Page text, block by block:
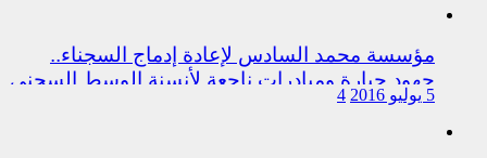
مؤسسة محمد السادس لإعادة إدماج السجناء..
جهود جبارة ومبادرات ناجعة لأنسنة الوسط السجني
5 يوليو 2016 4